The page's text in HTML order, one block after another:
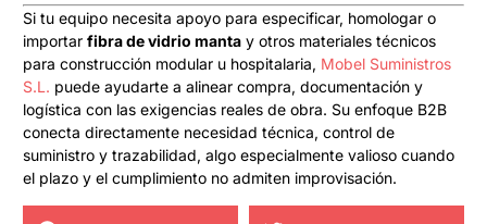
Si tu equipo necesita apoyo para especificar, homologar o
importar fibra de vidrio manta y otros materiales técnicos
para construcción modular u hospitalaria, Mobel Suministros
S.L. puede ayudarte a alinear compra, documentación y
logística con las exigencias reales de obra. Su enfoque B2B
conecta directamente necesidad técnica, control de
suministro y trazabilidad, algo especialmente valioso cuando
el plazo y el cumplimiento no admiten improvisación.